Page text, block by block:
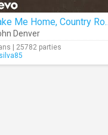
Take Me
Denver
| 25782 parties